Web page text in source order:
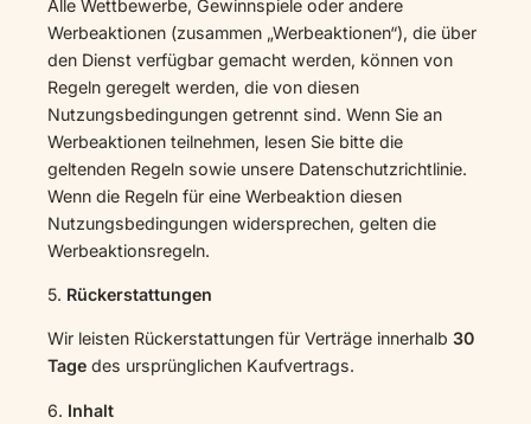
Alle Wettbewerbe, Gewinnspiele oder andere
Werbeaktionen (zusammen „Werbeaktionen“), die über
den Dienst verfügbar gemacht werden, können von
Regeln geregelt werden, die von diesen
Nutzungsbedingungen getrennt sind. Wenn Sie an
Werbeaktionen teilnehmen, lesen Sie bitte die
geltenden Regeln sowie unsere Datenschutzrichtlinie.
Wenn die Regeln für eine Werbeaktion diesen
Nutzungsbedingungen widersprechen, gelten die
Werbeaktionsregeln.
5. Rückerstattungen
Wir leisten Rückerstattungen für Verträge innerhalb 30
Tage des ursprünglichen Kaufvertrags.
6. Inhalt